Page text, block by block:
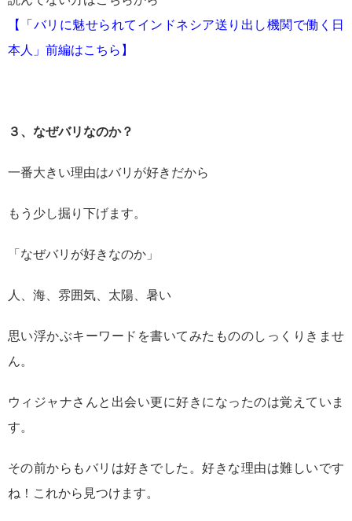
【「バリに魅せられてインドネシア送り出し機関で働く日
本人」前編はこちら】
３、なぜバリなのか？
一番大きい理由はバリが好きだから
もう少し掘り下げます。
「なぜバリが好きなのか」
人、海、雰囲気、太陽、暑い
思い浮かぶキーワードを書いてみたもののしっくりきませ
ん。
ウィジャナさんと出会い更に好きになったのは覚えていま
す。
その前からもバリは好きでした。好きな理由は難しいです
ね！これから見つけます。